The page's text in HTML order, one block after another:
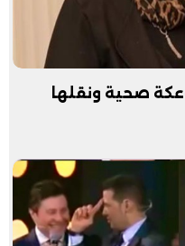
صحية ونقلها